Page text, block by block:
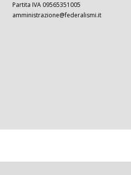
Partita IVA 09565351005
amministrazione@federalismi.it